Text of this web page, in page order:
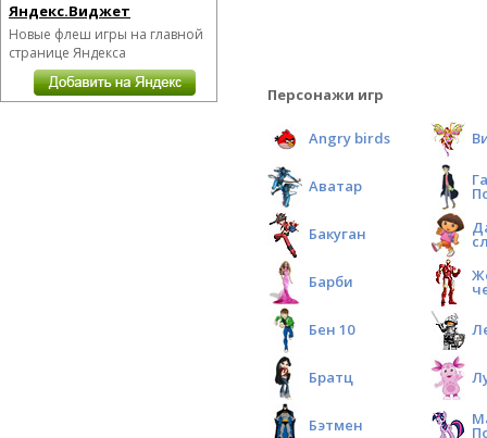
Яндекс.Виджет
Новые флеш игры на главной
странице Яндекса
Персонажи игр
Angry birds
Аватар
Бакуган
Барби
Бен 10
Братц
Бэтмен